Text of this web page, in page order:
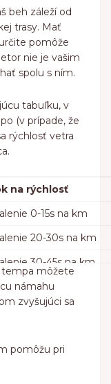
beh záleží od
trasy. Mať
pomôže
nie je vašim
spolu s ním.
tabuľku, v
(v prípade, že
rýchlosť vetra
na rýchlosť
0-15s na km
20-30s na km
30-45s na km
50-60+s na km
viac ako minúta
tempa môžete
námahu
zvyšujúci sa
pomôžu pri